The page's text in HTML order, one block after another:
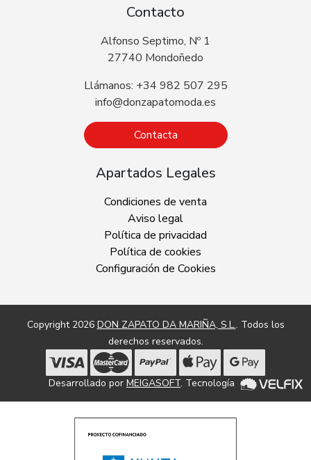
Contacto
Alfonso Septimo, Nº 1
27740 Mondoñedo
Llámanos: +34 982 507 295
info@donzapatomoda.es
Contacta
Apartados Legales
Condiciones de venta
Aviso legal
Política de privacidad
Política de cookies
Configuración de Cookies
Copyright 2026 DON ZAPATO DA MARIÑA, S.L.. Todos los
derechos reservados.
Desarrollado por MEIGASOFT. Tecnología